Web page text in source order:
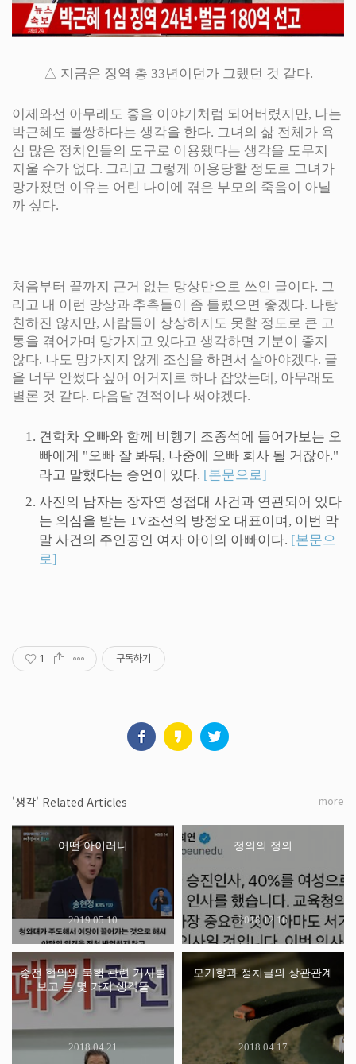
△ 지금은 징역 총 33년이던가 그랬던 것 같다.
이제와선 아무래도 좋을 이야기처럼 되어버렸지만, 나는
박근혜도 불쌍하다는 생각을 한다. 그녀의 삶 전체가 욕
심 많은 정치인들의 도구로 이용됐다는 생각을 도무지
지울 수가 없다. 그리고 그렇게 이용당할 정도로 그녀가
망가졌던 이유는 어린 나이에 겪은 부모의 죽음이 아닐
까 싶다.
처음부터 끝까지 근거 없는 망상만으로 쓰인 글이다. 그
리고 내 이런 망상과 추측들이 좀 틀렸으면 좋겠다. 나랑
친하진 않지만, 사람들이 상상하지도 못할 정도로 큰 고
통을 겪어가며 망가지고 있다고 생각하면 기분이 좋지
않다. 나도 망가지지 않게 조심을 하면서 살아야겠다. 글
을 너무 안썼다 싶어 어거지로 하나 잡았는데, 아무래도
별론 것 같다. 다음달 견적이나 써야겠다.
견학차 오빠와 함께 비행기 조종석에 들어가보는 오
빠에게 "오빠 잘 봐둬, 나중에 오빠 회사 될 거잖아."
라고 말했다는 증언이 있다. [본문으로]
사진의 남자는 장자연 성접대 사건과 연관되어 있다
는 의심을 받는 TV조선의 방정오 대표이며, 이번 막
말 사건의 주인공인 여자 아이의 아빠이다. [본문으
로]
1 구독하기
'생각' Related Articles
어떤 아이러니
2019.05.10
정의의 정의
2018.12.16
종전 협의와 북핵 관련 기사를
보고 든 몇 가지 생각들
2018.04.21
모기향과 정치글의 상관관계
2018.04.17
more